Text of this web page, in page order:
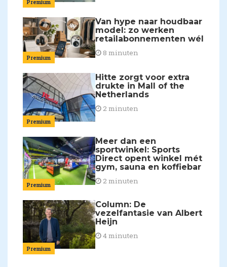
Premium
Premium
Van hype naar houdbaar
model: zo werken
retailabonnementen wél
8 minuten
Premium
Hitte zorgt voor extra
drukte in Mall of the
Netherlands
2 minuten
Premium
Meer dan een
sportwinkel: Sports
Direct opent winkel mét
gym, sauna en koffiebar
2 minuten
Premium
Column: De
vezelfantasie van Albert
Heijn
4 minuten